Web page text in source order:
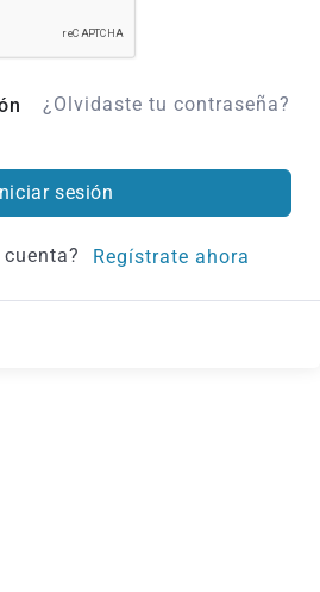
¿Olvidaste tu contraseña?
Iniciar sesión
Regístrate ahora